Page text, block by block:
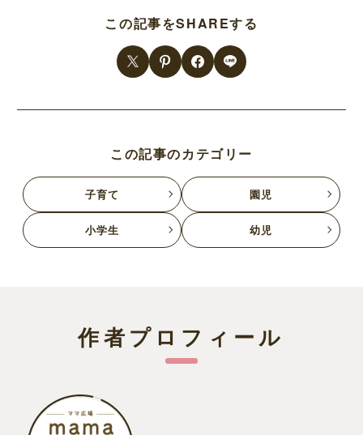
この記事をSHAREする
この記事のカテゴリー
子育て 園児
小学生 幼児
作者プロフィール